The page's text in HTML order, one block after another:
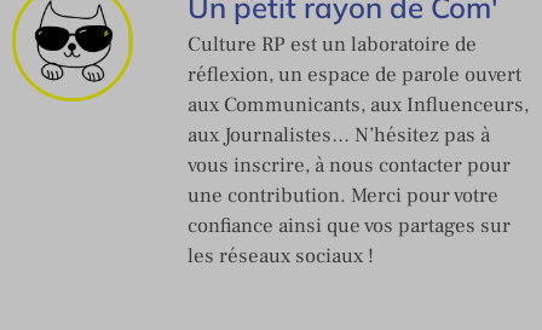
Un petit rayon de Com'
Culture RP est un laboratoire de
réflexion, un espace de parole ouvert
aux Communicants, aux Influenceurs,
aux Journalistes… N’hésitez pas à
vous inscrire, à nous contacter pour
une contribution. Merci pour votre
confiance ainsi que vos partages sur
les réseaux sociaux !